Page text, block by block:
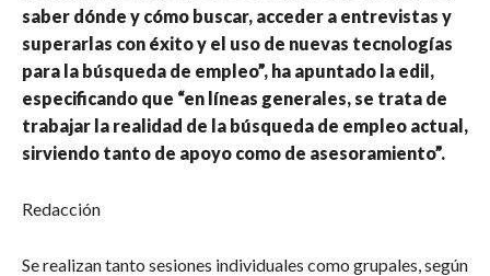
saber dónde y cómo buscar, acceder a entrevistas y
superarlas con éxito y el uso de nuevas tecnologías
para la búsqueda de empleo”, ha apuntado la edil,
especificando que “en líneas generales, se trata de
trabajar la realidad de la búsqueda de empleo actual,
sirviendo tanto de apoyo como de asesoramiento”.
Redacción
Se realizan tanto sesiones individuales como grupales, según